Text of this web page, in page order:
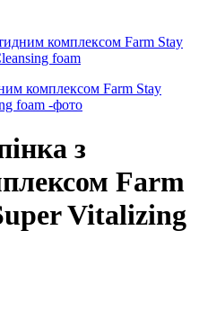
комплексом Farm Stay
foam
з
Farm
Vitalizing